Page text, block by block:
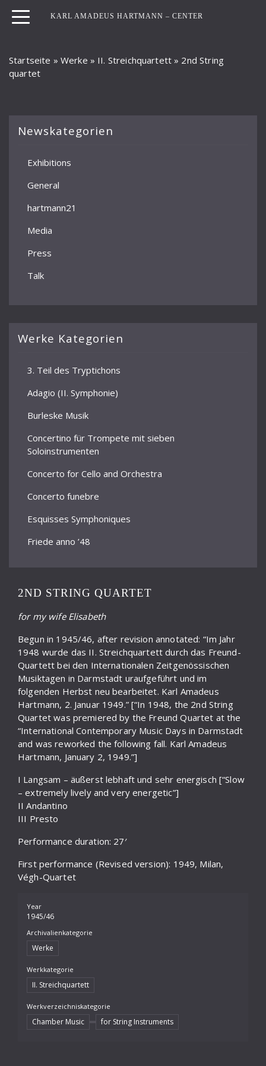
KARL AMADEUS HARTMANN – CENTER
Startseite » Werke » II. Streichquartett » 2nd String
quartet
Newskategorien
Exhibitions
General
hartmann21
Media
Press
Talk
Werke Kategorien
3. Teil des Tryptichons
Adagio (II. Symphonie)
Burleske Musik
Concertino für Trompete mit sieben
Soloinstrumenten
Concerto for Cello and Orchestra
Concerto funebre
Esquisses Symphoniques
Friede anno ’48
Gesangsszene für Bariton und Orchester
I. Symphonie
II. Streichquartett
II. Symphonie
III. Symphonie
IV. Symphonie
Kantate für Männerchor a cappella
Klagegesang
Kleine Suite I für Klavier
Kleine Suite II für Klavier
Kleines Konzert
Konzert für Bratsche
Lamento
Lied
Miserae
2ND STRING QUARTET
for my wife Elisabeth
Begun in 1945/46, after revision annotated: “Im Jahr
1948 wurde das II. Streichquartett durch das Freund-
Quartett bei den Internationalen Zeitgenössischen
Musiktagen in Darmstadt uraufgeführt und im
folgenden Herbst neu bearbeitet. Karl Amadeus
Hartmann, 2. Januar 1949.” [“In 1948, the 2nd String
Quartet was premiered by the Freund Quartet at the
“International Contemporary Music Days in Darmstadt
and was reworked the following fall. Karl Amadeus
Hartmann, January 2, 1949.”]
I Langsam – äußerst lebhaft und sehr energisch [“Slow
– extremely lively and very energetic”]
II Andantino
III Presto
Performance duration: 27′
First performance (Revised version): 1949, Milan,
Végh-Quartet
Year
1945/46
Archivalienkategorie
Werke
Werkkategorie
II. Streichquartett
Werkverzeichniskategorie
Chamber Music for String Instruments